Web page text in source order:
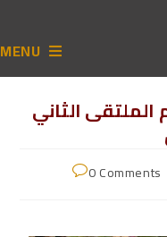
MENU
الثاني
0 Comments